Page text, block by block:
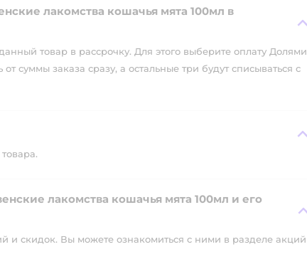
лакомства кошачья мята 100мл в
товар в рассрочку. Для этого выберите оплату Долями
суммы заказа сразу, а остальные три будут списываться с
лакомства кошачья мята 100мл и его
и скидок. Вы можете ознакомиться с ними в разделе акций